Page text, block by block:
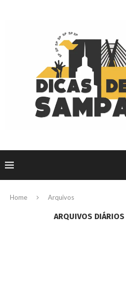
Home Arquivos
ARQUIVOS DIÁRIOS